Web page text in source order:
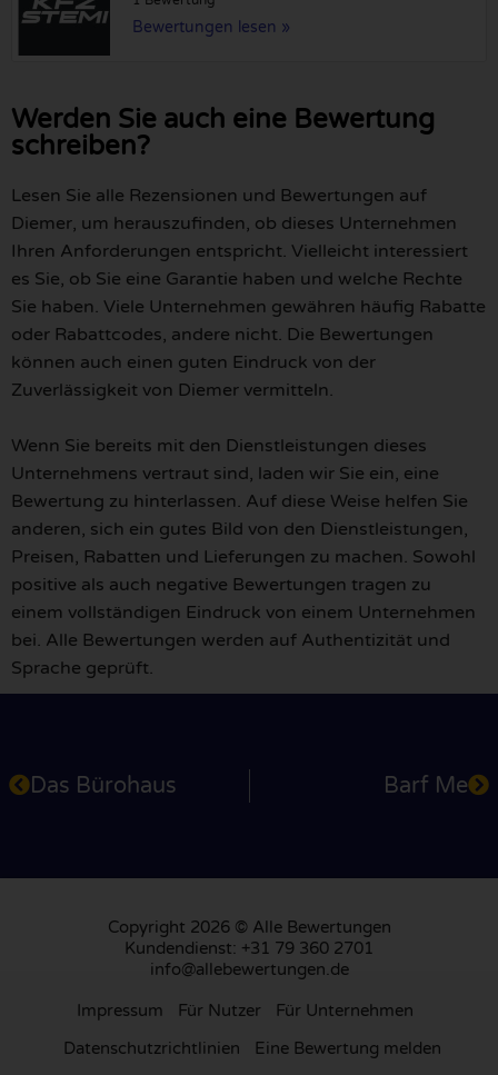
Bewertungen lesen »
Werden Sie auch eine Bewertung
schreiben?
Lesen Sie alle Rezensionen und Bewertungen auf
Diemer, um herauszufinden, ob dieses Unternehmen
Ihren Anforderungen entspricht. Vielleicht interessiert
es Sie, ob Sie eine Garantie haben und welche Rechte
Sie haben. Viele Unternehmen gewähren häufig Rabatte
oder Rabattcodes, andere nicht. Die Bewertungen
können auch einen guten Eindruck von der
Zuverlässigkeit von Diemer vermitteln.
Wenn Sie bereits mit den Dienstleistungen dieses
Unternehmens vertraut sind, laden wir Sie ein, eine
Bewertung zu hinterlassen. Auf diese Weise helfen Sie
anderen, sich ein gutes Bild von den Dienstleistungen,
Preisen, Rabatten und Lieferungen zu machen. Sowohl
positive als auch negative Bewertungen tragen zu
einem vollständigen Eindruck von einem Unternehmen
bei. Alle Bewertungen werden auf Authentizität und
Sprache geprüft.
Das Bürohaus Barf Me
Copyright 2026 © Alle Bewertungen
Kundendienst: +31 79 360 2701
info@allebewertungen.de
Impressum Für Nutzer
Für Unternehmen
Datenschutzrichtlinien
Eine Bewertung melden